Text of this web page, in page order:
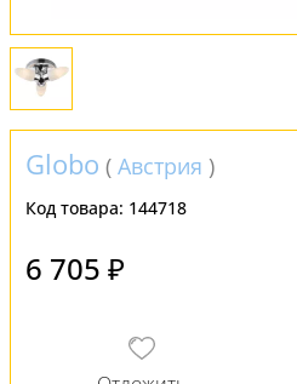
Globo ( Австрия )
Код товара: 144718
6 705 ₽